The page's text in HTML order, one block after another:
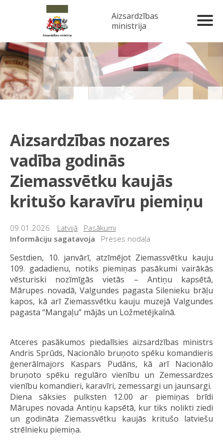
Aizsardzības
ministrija
Aizsardzības nozares
vadība godinās
Ziemassvētku kaujās
kritušo karavīru piemiņu
09.01.2026 Latvijā
Pasākumi
Informāciju sagatavoja
Preses nodaļa
Sestdien, 10. janvārī, atzīmējot Ziemassvētku kauju
109. gadadienu, notiks piemiņas pasākumi vairākās
vēsturiski nozīmīgās vietās – Antiņu kapsētā,
Mārupes novadā, Valgundes pagasta Silenieku brāļu
kapos, kā arī Ziemassvētku kauju muzejā Valgundes
pagasta “Mangaļu” mājās un Ložmetējkalnā.
Atceres pasākumos piedalīsies aizsardzības ministrs
Andris Sprūds, Nacionālo bruņoto spēku komandieris
ģenerālmajors Kaspars Pudāns, kā arī Nacionālo
bruņoto spēku regulāro vienību un Zemessardzes
vienību komandieri, karavīri, zemessargi un jaunsargi.
Diena sāksies pulksten 12.00 ar piemiņas brīdi
Mārupes novada Antiņu kapsētā, kur tiks nolikti ziedi
un godināta Ziemassvētku kaujās kritušo latviešu
strēlnieku piemiņa.